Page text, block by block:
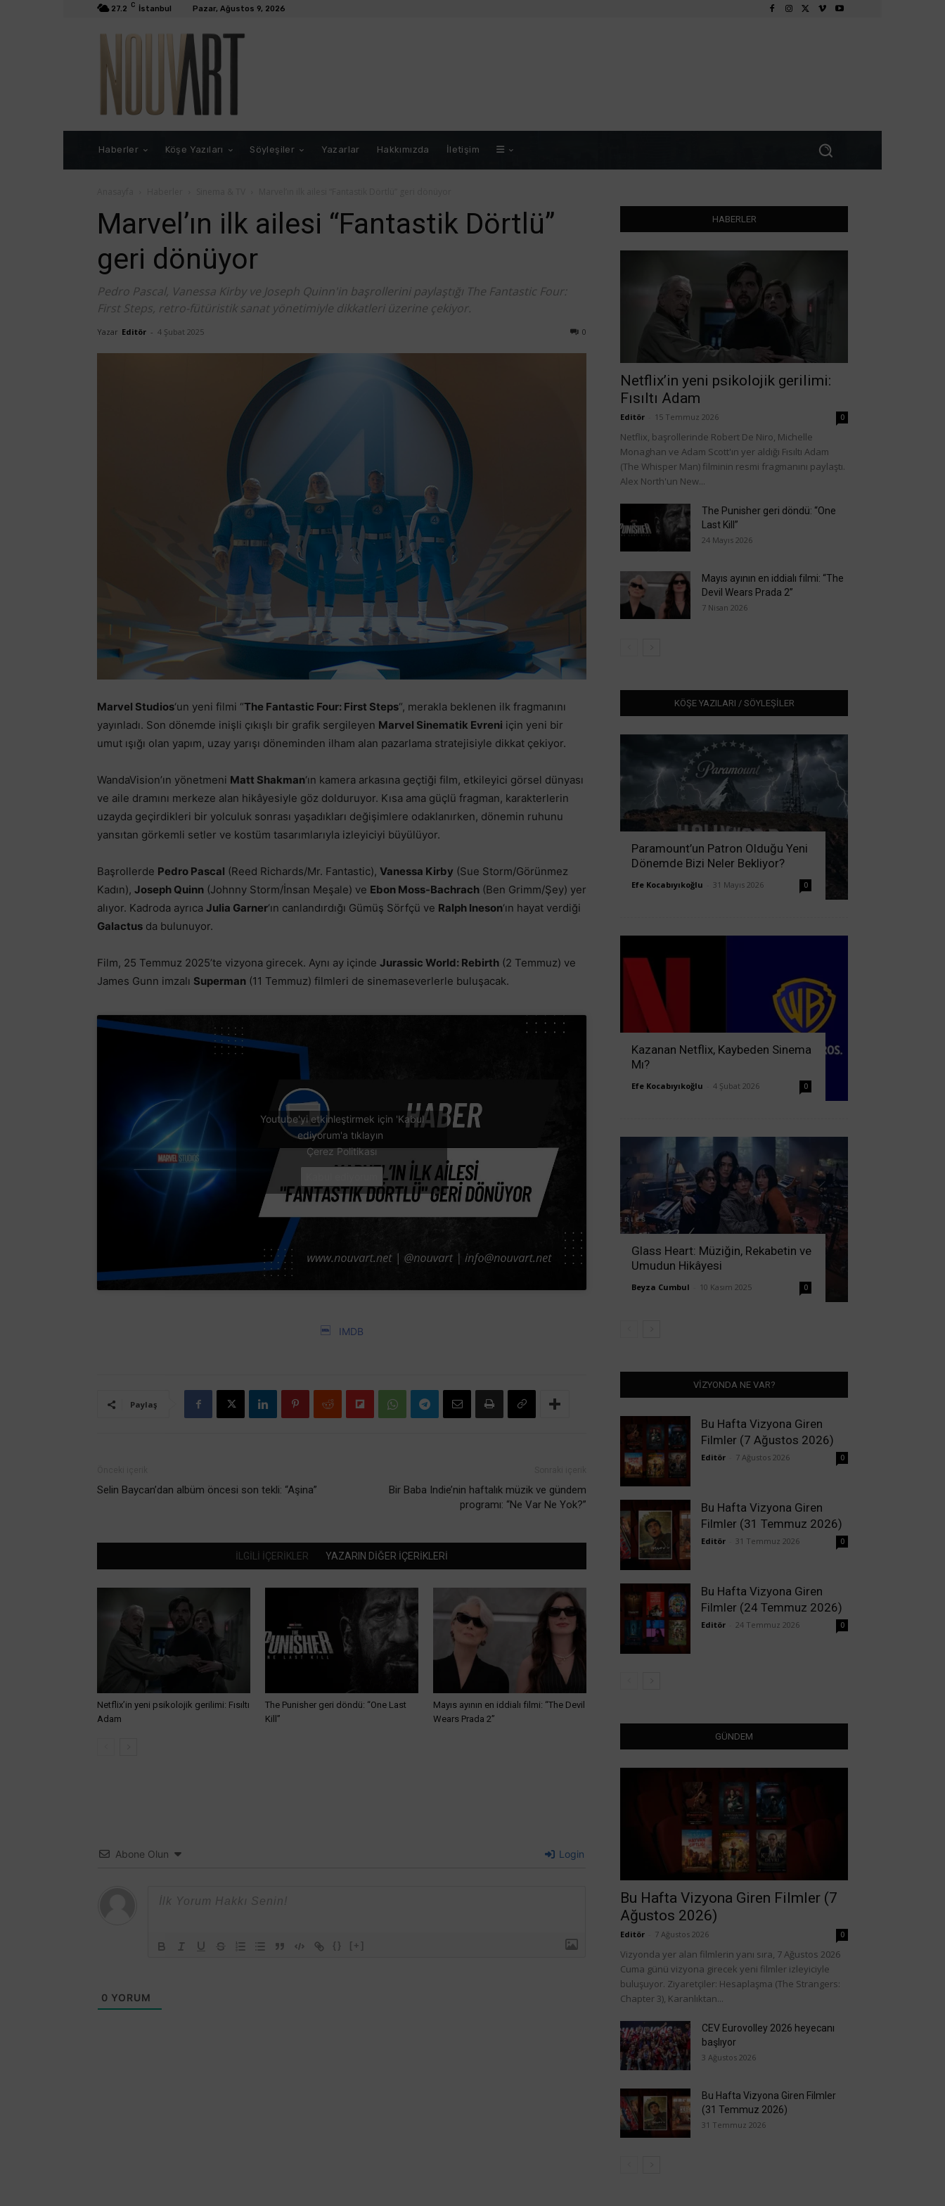
27.2 C İstanbul Pazar, Ağustos 9, 2026
Haberler Köşe Yazıları Söyleşiler Yazarlar Hakkımızda İletişim
Marvel’ın ilk ailesi “Fantastik Dörtlü”
geri dönüyor
Pedro Pascal, Vanessa Kirby ve Joseph Quinn'in başrollerini paylaştığı The Fantastic Four:
First Steps, retro-fütüristik sanat yönetimiyle dikkatleri üzerine çekiyor.
Yazar Editör - 4 Şubat 2025 0
Marvel Studios‘un yeni filmi “The Fantastic Four: First Steps“, merakla beklenen ilk fragmanını
yayınladı. Son dönemde inişli çıkışlı bir grafik sergileyen Marvel Sinematik Evreni için yeni bir
umut ışığı olan yapım, uzay yarışı döneminden ilham alan pazarlama stratejisiyle dikkat çekiyor.
WandaVision’ın yönetmeni Matt Shakman‘ın kamera arkasına geçtiği film, etkileyici görsel dünyası
ve aile dramını merkeze alan hikâyesiyle göz dolduruyor. Kısa ama güçlü fragman, karakterlerin
uzayda geçirdikleri bir yolculuk sonrası yaşadıkları değişimlere odaklanırken, dönemin ruhunu
yansıtan görkemli setler ve kostüm tasarımlarıyla izleyiciyi büyülüyor.
Başrollerde Pedro Pascal (Reed Richards/Mr. Fantastic), Vanessa Kirby (Sue Storm/Görünmez
Kadın), Joseph Quinn (Johnny Storm/İnsan Meşale) ve Ebon Moss-Bachrach (Ben Grimm/Şey) yer
alıyor. Kadroda ayrıca Julia Garner‘ın canlandırdığı Gümüş Sörfçü ve Ralph Ineson‘ın hayat verdiği
Galactus da bulunuyor.
Film, 25 Temmuz 2025’te vizyona girecek. Aynı ay içinde Jurassic World: Rebirth (2 Temmuz) ve
James Gunn imzalı Superman (11 Temmuz) filmleri de sinemaseverlerle buluşacak.
Youtube'yi etkinleştirmek için 'Kabul
ediyorum'a tıklayın
Çerez Politikası
IMDB
Paylaş
Selin Baycan’dan albüm öncesi son tekli: “Aşina”
Bir Baba Indie’nin haftalık müzik ve gündem
programı: “Ne Var Ne Yok?”
İLGİLİ İÇERİKLER YAZARIN DİĞER İÇERİKLERİ
Netflix’in yeni psikolojik gerilimi: Fısıltı
Adam
The Punisher geri döndü: “One Last
Kill”
Mayıs ayının en iddialı filmi: “The Devil
Wears Prada 2”
Abone Olun Login
{} [+]
0 YORUM
HABERLER
Netflix’in yeni psikolojik gerilimi:
Fısıltı Adam
Editör 15 Temmuz 2026 0
Netflix, başrollerinde Robert De Niro, Michelle
Monaghan ve Adam Scott'ın yer aldığı Fısıltı Adam
(The Whisper Man) filminin resmi fragmanını paylaştı.
Alex North'un New...
The Punisher geri döndü: “One
Last Kill”
24 Mayıs 2026
Mayıs ayının en iddialı filmi: “The
Devil Wears Prada 2”
7 Nisan 2026
KÖŞE YAZILARI / SÖYLEŞİLER
Paramount’un Patron Olduğu Yeni
Dönemde Bizi Neler Bekliyor?
Efe Kocabıyıkoğlu 31 Mayıs 2026 0
Kazanan Netflix, Kaybeden Sinema
Mı?
Efe Kocabıyıkoğlu 4 Şubat 2026 0
Glass Heart: Müziğin, Rekabetin ve
Umudun Hikâyesi
Beyza Cumbul 10 Kasım 2025 0
VİZYONDA NE VAR?
Bu Hafta Vizyona Giren
Filmler (7 Ağustos 2026)
Editör 7 Ağustos 2026 0
Bu Hafta Vizyona Giren
Filmler (31 Temmuz 2026)
Editör 31 Temmuz 2026 0
Bu Hafta Vizyona Giren
Filmler (24 Temmuz 2026)
Editör 24 Temmuz 2026 0
GÜNDEM
Bu Hafta Vizyona Giren Filmler (7
Ağustos 2026)
Editör 7 Ağustos 2026 0
Vizyonda yer alan filmlerin yanı sıra, 7 Ağustos 2026
Cuma günü vizyona girecek yeni filmler izleyiciyle
buluşuyor. Ziyaretçiler: Hesaplaşma (The Strangers:
Chapter 3), Karanlıktan...
CEV Eurovolley 2026 heyecanı
başlıyor
3 Ağustos 2026
Bu Hafta Vizyona Giren Filmler
(31 Temmuz 2026)
31 Temmuz 2026